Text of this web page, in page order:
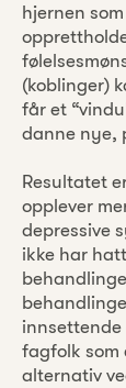
hjernen
(koblinger)
får et
danne nye,
Resultatet
opplever
depressive
ikke har
fagfolk
alternativ